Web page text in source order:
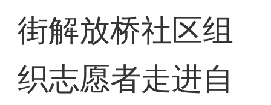
街解放桥社区组
织志愿者走进自